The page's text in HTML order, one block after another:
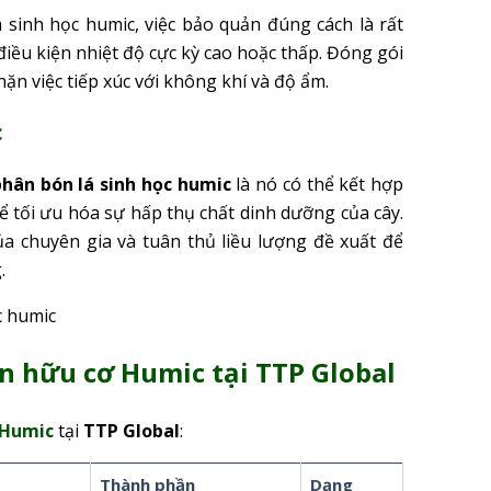
học humic, việc bảo quản đúng cách là rất
kiện nhiệt độ cực kỳ cao hoặc thấp. Đóng gói
việc tiếp xúc với không khí và độ ẩm.
bón lá sinh học humiclà nó có thể kết hợp
tối ưu hóa sự hấp thụ chất dinh dưỡng của cây.
chuyên gia và tuân thủ liều lượng đề xuất để
hữu cơ Humic tại TTP Global
tại TTP Global:
Thành phần Dạng